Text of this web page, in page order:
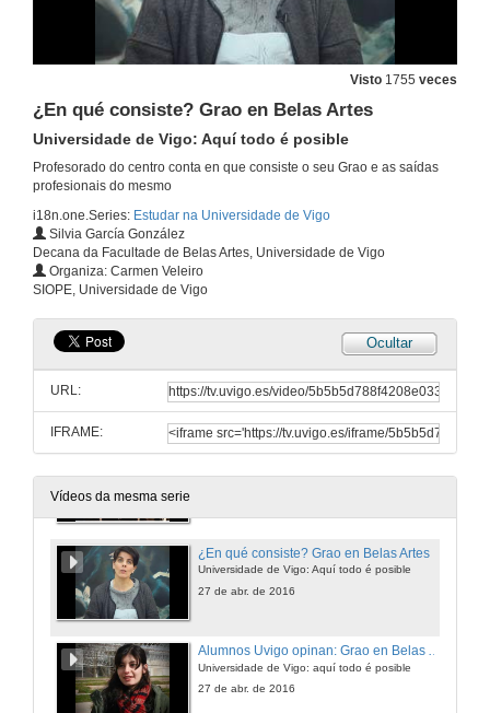
Visto 1755 veces
¿En qué consiste? Grao en Belas Artes
Universidade de Vigo: Aquí todo é posible
Profesorado do centro conta en que consiste o seu Grao e as saídas
profesionais do mesmo
i18n.one.Series: Estudar na Universidade de Vigo
Silvia García González
Decana da Facultade de Belas Artes, Universidade de Vigo
Organiza: Carmen Veleiro
SIOPE, Universidade de Vigo
Ocultar
URL:
IFRAME:
Vídeos da mesma serie
27 de abr. de 2016
Alumnos Uvigo opinan: Grao en Publicidade e Relacións Públicas
Universidade de Vigo: aquí todo é posible
27 de abr. de 2016
Alumnos Uvigo opinan: Grado en Publicidade e Relacións Públicas
Universidade de Vigo: Aquí todo é posible
Universidade de Vigo: aquí todo é posible
27 de abr. de 2016
Alumnos Uvigo opinan: Grado en Comunicación audiovisual
Universidade de Vigo: Aquí todo é posible
27 de abr. de 2016
Alumnos Uvigo opinan: Grado en Comunicación audiovisual
¿En qué consiste? Grao en Belas Artes
Universidade de Vigo: Aquí todo é posible
27 de abr. de 2016
Alumnos Uvigo opinan: Grao en Belas Artes
Universidade de Vigo: aquí todo é posible
27 de abr. de 2016